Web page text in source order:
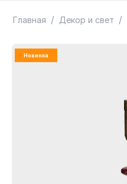
Главная / Декор и свет /
Новинка